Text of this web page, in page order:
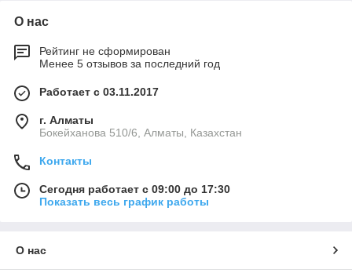
О нас
Рейтинг не сформирован
Менее 5 отзывов за последний год
Работает с 03.11.2017
г. Алматы
Бокейханова 510/6, Алматы, Казахстан
Контакты
Сегодня работает с 09:00 до 17:30
Показать весь график работы
О нас